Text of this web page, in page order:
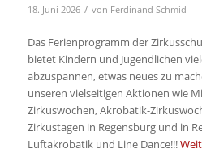
18. Juni 2026 / von Ferdinand Schmid
Das Ferienprogramm der
bietet Kindern und Jugendlichen
abzuspannen, etwas neues zu
unseren vielseitigen Aktionen wie
Zirkuswochen, Akrobatik-
Zirkustagen in Regensburg und in
Luftakrobatik und Line Dance!!!